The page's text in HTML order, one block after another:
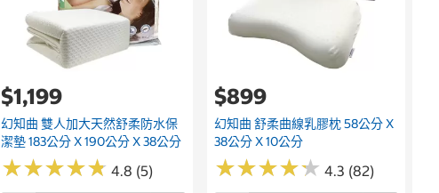
$1,199
幻知曲 雙人加大天然舒柔防水保
潔墊 183公分 X 190公分 X 38公分
★★★★★
★★★★★ 4.8 (5)
$899
幻知曲 舒柔曲線乳膠枕 58公分 X
38公分 X 10公分
★★★★★
★★★★★ 4.3 (82)